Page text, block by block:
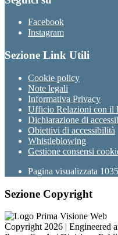
Facebook
Instagram
Sezione Link Utili
Cookie policy
Note legali
Informativa Privacy
Ufficio Relazioni con il
Dichiarazione di
Obiettivi di accessibilità
Whistleblowing
Gestione consensi
Pagina visualizzata
Sezione Copyright
Copyright 2026 | Engineered